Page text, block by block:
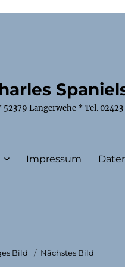
Langerwehe * Tel.
Impressum
Bild Nächstes Bild